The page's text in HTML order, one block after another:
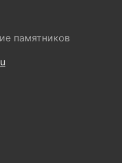
памятников